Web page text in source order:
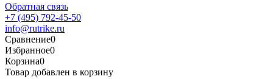
Обратная связь
+7 (495) 792-45-50
info@rutrike.ru
Сравнение0
Избранное0
Корзина0
Товар добавлен в корзину